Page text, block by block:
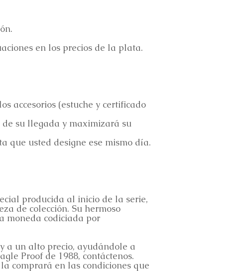
en los precios de la plata.
accesorios (estuche y certificado
su llegada y maximizará su
que usted designe ese mismo día.
producida al inicio de la serie,
de colección. Su hermoso
moneda codiciada por
a un alto precio, ayudándole a
Proof de 1988, contáctenos.
comprará en las condiciones que